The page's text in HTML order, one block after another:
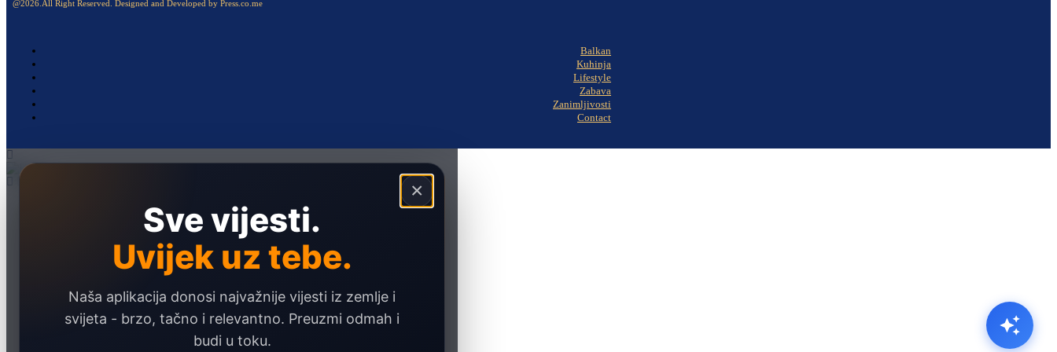
@2026.All Right Reserved. Designed and Developed by Press.co.me
Balkan
Kuhinja
Lifestyle
Zabava
Zanimljivosti
Contact
×
Sve vijesti.
Uvijek uz tebe.
Naša aplikacija donosi najvažnije vijesti iz zemlje i
svijeta - brzo, tačno i relevantno. Preuzmi odmah i
budi u toku.
Ekonomija